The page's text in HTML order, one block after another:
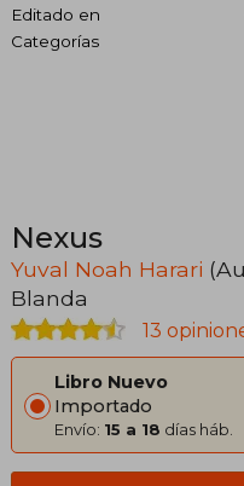
Editado en
Categorías
Nexus
Yuval Noah Harari
Blanda
13
Libro Nuevo
Importado
Envío: 15 a 18 días háb.